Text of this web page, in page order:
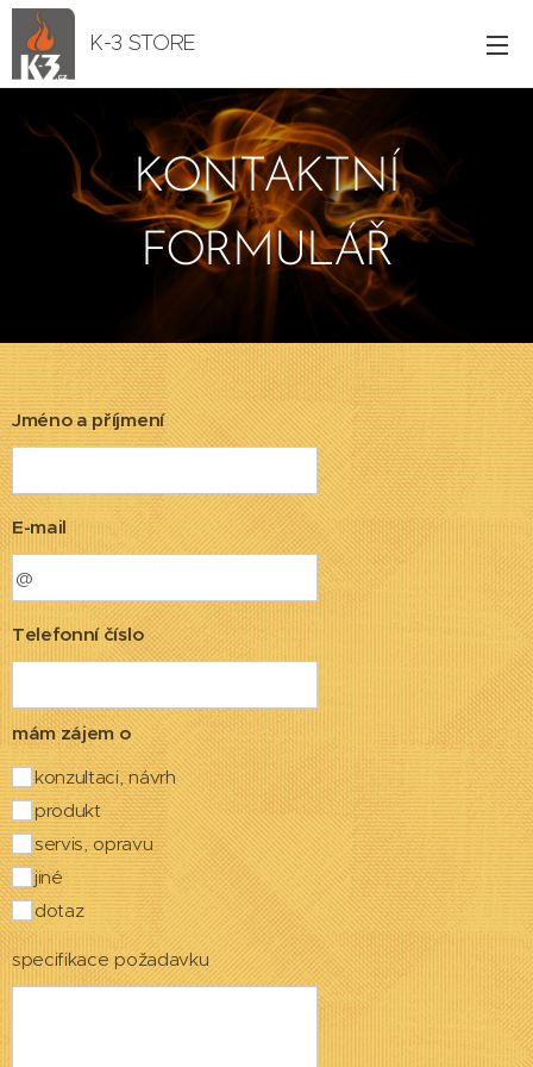
K-3 STORE
KONTAKTNÍ
FORMULÁŘ
Jméno a příjmení
E-mail
Telefonní číslo
mám zájem o
konzultaci, návrh
produkt
servis, opravu
jiné
dotaz
specifikace požadavku